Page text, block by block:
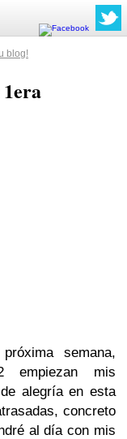
blog!
semana,
empiezan mis
alegría en esta
concreto
al día con mis